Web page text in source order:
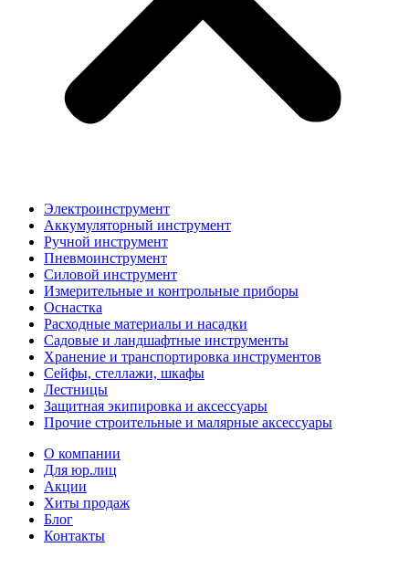
Электроинструмент
Аккумуляторный инструмент
Ручной инструмент
Пневмоинструмент
Силовой инструмент
Измерительные и контрольные приборы
Оснастка
Расходные материалы и насадки
Садовые и ландшафтные инструменты
Хранение и транспортировка инструментов
Сейфы, стеллажи, шкафы
Лестницы
Защитная экипировка и аксессуары
Прочие строительные и малярные аксессуары
О компании
Для юр.лиц
Акции
Хиты продаж
Блог
Контакты